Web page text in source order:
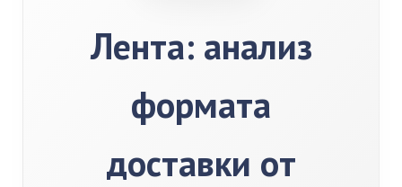
Лента: анализ
формата
доставки от